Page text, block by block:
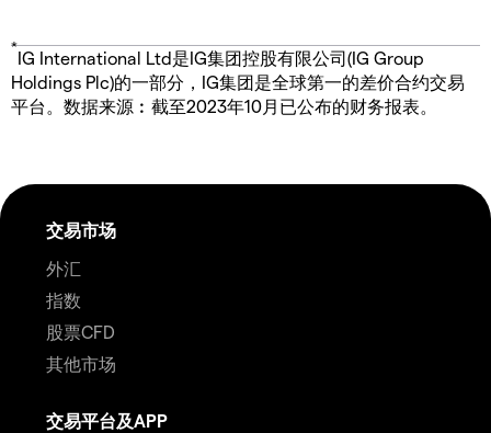
*
IG International Ltd是IG集团控股有限公司(IG Group
Holdings Plc)的一部分，IG集团是全球第一的差价合约交易
平台。数据来源︰截至2023年10月已公布的财务报表。
交易市场
外汇
指数
股票CFD
其他市场
交易平台及APP